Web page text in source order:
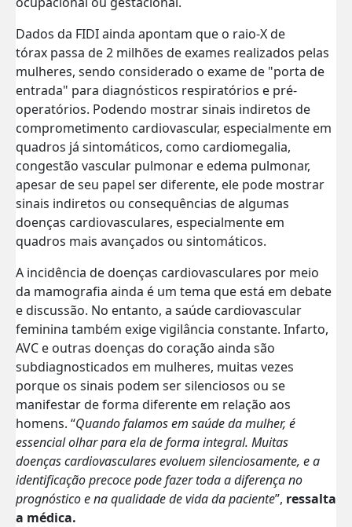
Dados da FIDI ainda apontam que o raio-X de
tórax passa de 2 milhões de exames realizados pelas
mulheres, sendo considerado o exame de "porta de
entrada" para diagnósticos respiratórios e pré-
operatórios. Podendo mostrar sinais indiretos de
comprometimento cardiovascular, especialmente em
quadros já sintomáticos, como cardiomegalia,
congestão vascular pulmonar e edema pulmonar,
apesar de seu papel ser diferente, ele pode mostrar
sinais indiretos ou consequências de algumas
doenças cardiovasculares, especialmente em
quadros mais avançados ou sintomáticos.
A incidência de doenças cardiovasculares por meio
da mamografia ainda é um tema que está em debate
e discussão. No entanto, a saúde cardiovascular
feminina também exige vigilância constante. Infarto,
AVC e outras doenças do coração ainda são
subdiagnosticados em mulheres, muitas vezes
porque os sinais podem ser silenciosos ou se
manifestar de forma diferente em relação aos
homens. “Quando falamos em saúde da mulher, é
essencial olhar para ela de forma integral. Muitas
doenças cardiovasculares evoluem silenciosamente, e a
identificação precoce pode fazer toda a diferença no
prognóstico e na qualidade de vida da paciente”, ressalta
a médica.